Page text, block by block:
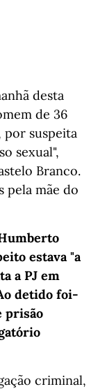
desta
de 36
por suspeita
sexual",
Branco.
pela mãe do
estava "a
a PJ em
detido foi-
prisão
criminal,